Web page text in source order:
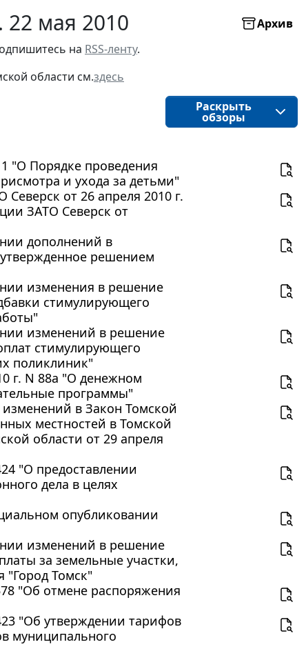
22 мая 2010
Архив
на RSS-ленту.
области см.здесь
Раскрыть
обзоры
"О Порядке проведения
и ухода за детьми"
от 26 апреля 2010 г.
ЗАТО Северск от
дополнений в
решением
изменения в решение
стимулирующего
изменений в решение
стимулирующего
поликлиник"
г. N 88а "О денежном
программы"
в Закон Томской
местностей в Томской
области от 29 апреля
"О предоставлении
дела в целях
опубликовании
изменений в решение
за земельные участки,
"Город Томск"
"Об отмене распоряжения
"Об утверждении тарифов
муниципального